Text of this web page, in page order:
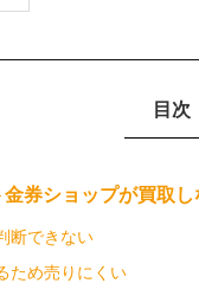
目次
券ショップが買取
断できない
ため売りにくい